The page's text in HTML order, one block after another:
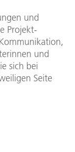
und
Projekt-
und
sich bei
Seite